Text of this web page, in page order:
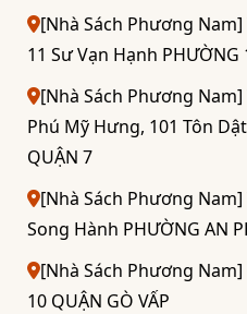
[Nhà Sách Phương
11 Sư Vạn Hạnh PHƯỜNG
[Nhà Sách Phương
Phú Mỹ Hưng, 101 Tôn
QUẬN 7
[Nhà Sách Phương Nam]
Song Hành PHƯỜNG AN
[Nhà Sách Phương
10 QUẬN GÒ VẤP